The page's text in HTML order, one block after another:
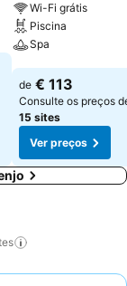
Wi-Fi grátis
Piscina
Spa
Ver preços
de € 113
Consulte os preços
15 sites
Ver preços